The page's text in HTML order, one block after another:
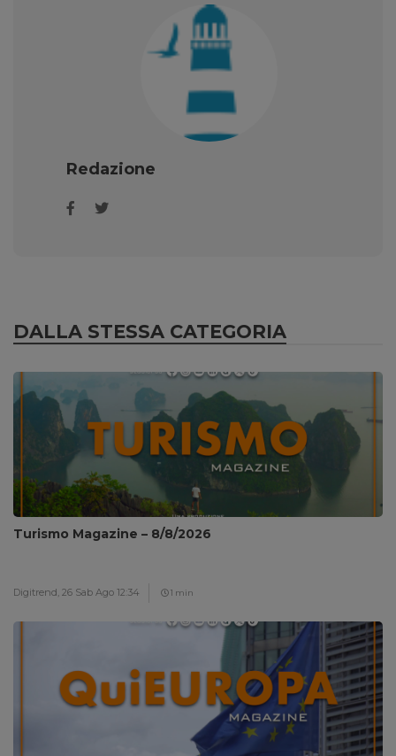
Redazione
DALLA STESSA CATEGORIA
Turismo Magazine – 8/8/2026
Digitrend, 26 Sab Ago 12:34 1 min